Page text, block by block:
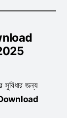
সুবিধার জন্য